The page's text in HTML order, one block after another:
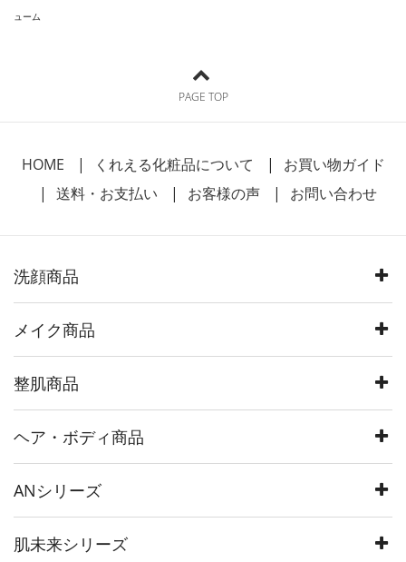
ューム
PAGE TOP
HOME くれえる化粧品について
お買い物ガイド
送料・お支払い
お客様の声 お問い合わせ
洗顔商品
メイク商品
整肌商品
ヘア・ボディ商品
ANシリーズ
肌未来シリーズ